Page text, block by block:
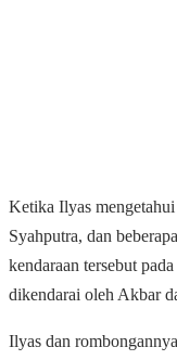
Ketika Ilyas
Syahputra, dan
kendaraan tersebut
dikendarai oleh Akbar
Ilyas dan